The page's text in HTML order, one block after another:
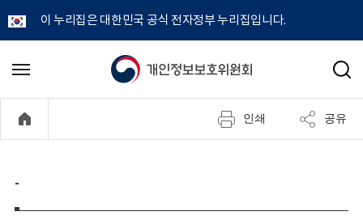
이 누리집은 대한민국 공식 전자정부 누리집입니다.
개
정
메
기
검
인쇄 공유
-